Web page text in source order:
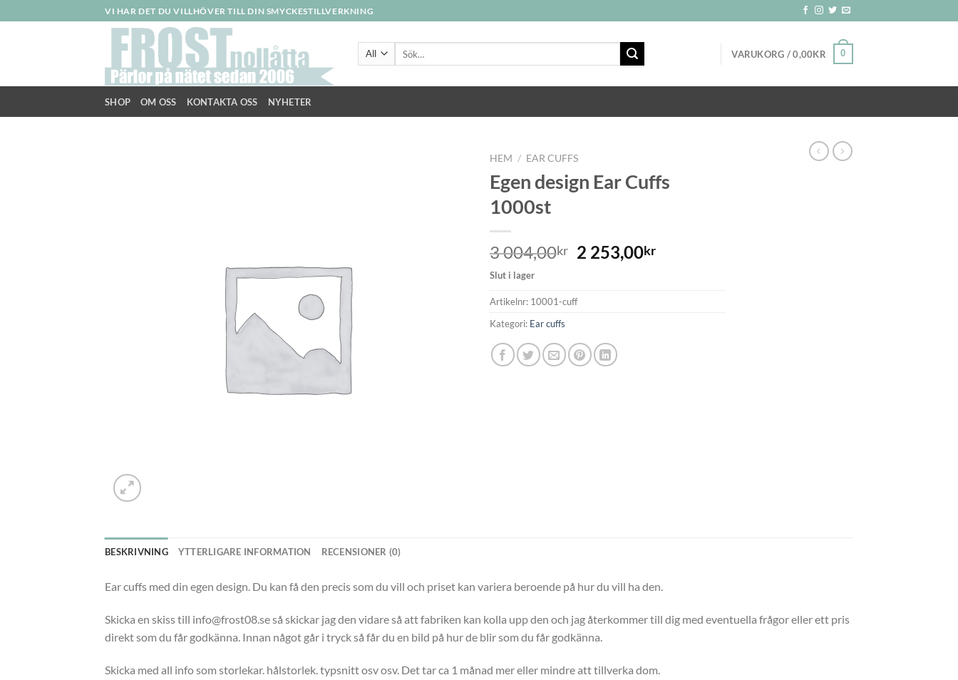
to
VI HAR DET DU VILLHÖVER TILL DIN SMYCKESTILLVERKNING
VARUKORG /0,00KR 0
SHOP OM OSS KONTAKTA OSS NYHETER
HEM / EAR CUFFS
Egen design Ear Cuffs
1000st
3 004,00kr 2 253,00kr
Slut i lager
Artikelnr: 10001-cuff
Kategori: Ear cuffs
BESKRIVNING YTTERLIGARE INFORMATION RECENSIONER (0)
Ear cuffs med din egen design. Du kan få den precis som du vill och priset kan variera beroende på hur du vill ha den.
Skicka en skiss till info@frost08.se så skickar jag den vidare så att fabriken kan kolla upp den och jag återkommer till dig med eventuella frågor eller ett pris
direkt som du får godkänna. Innan något går i tryck så får du en bild på hur de blir som du får godkänna.
Skicka med all info som storlekar. hålstorlek. typsnitt osv osv. Det tar ca 1 månad mer eller mindre att tillverka dom.